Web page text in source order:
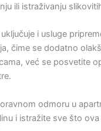
ili istraživanju
i usluge
čime se dodatno
već se posvetite
odmoru u
i istražite sve što